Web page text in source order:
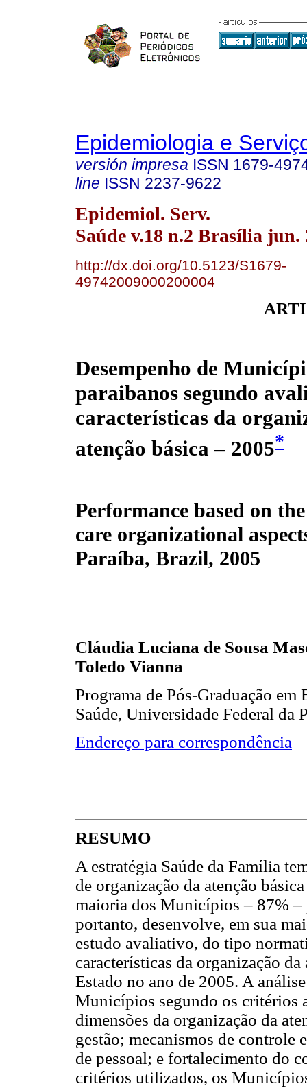
Epidemiologia e
versión impresa ISSN 1679-
line ISSN 2237-9622
Epidemiol. Serv.
Saúde v.18 n.2 Brasília jun.
http://dx.doi.org/10.5123/S1679-
49742009000200004
Desempenho de
paraibanos segundo
características da
atenção básica – 2005*
Performance based on
care organizational
Paraíba, Brazil, 2005
Cláudia Luciana de Sousa
Toledo Vianna
Programa de Pós-Graduação
Saúde, Universidade Federal da
Endereço para correspondência
RESUMO
A estratégia Saúde da Família
de organização da atenção
maioria dos Municípios – 87% –
portanto, desenvolve, em sua
estudo avaliativo, do tipo
características da organização
Estado no ano de 2005. A
Municípios segundo os critérios
dimensões da organização da
gestão; mecanismos de controle
de pessoal; e fortalecimento do
critérios utilizados, os